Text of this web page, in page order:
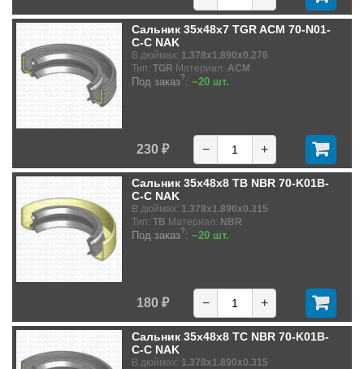
Сальник 35x48x7 TGR ACM 70-N01-
C-C NAK
В дюймах: 1.378x1.890x0.276
Тип: TGR Материал: ACM
Под заказ?: ~20 шт.
230 ₽ − +
Сальник 35x48x8 TB NBR 70-K01B-
C-C NAK
В дюймах: 1.378x1.890x0.315
Тип: TB Материал: NBR
Под заказ?: ~20 шт.
180 ₽ − +
Сальник 35x48x8 TC NBR 70-K01B-
C-C NAK
В дюймах: 1.378x1.890x0.315